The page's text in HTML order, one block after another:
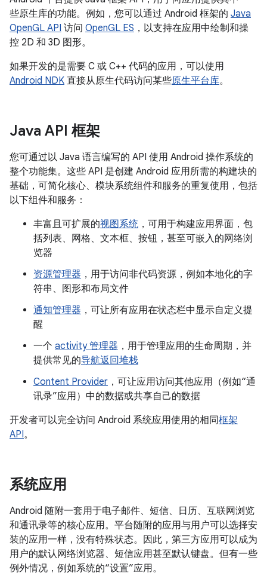
些原生库的功能。例如，您可以通过 Android 框架的 Java
OpenGL API 访问 OpenGL ES ，以支持在应用中绘制和操
控 2D 和 3D 图形。
如果开发的是需要 C 或 C++ 代码的应用，可以使用
Android NDK 直接从原生代码访问某些原生平台库。
Java API 框架
您可通过以 Java 语言编写的 API 使用 Android 操作系统的
整个功能集。这些 API 是创建 Android 应用所需的构建块的
基础，可简化核心、模块系统组件和服务的重复使用，包括
以下组件和服务：
丰富且可扩展的视图系统 ，可用于构建应用界面，包
括列表、网格、文本框、按钮，甚至可嵌入的网络浏
览器
资源管理器 ，用于访问非代码资源，例如本地化的字
符串、图形和布局文件
通知管理器 ，可让所有应用在状态栏中显示自定义提
醒
一个 activity 管理器 ，用于管理应用的生命周期，并
提供常见的导航返回堆栈
Content Provider ，可让应用访问其他应用（例如“通
讯录”应用）中的数据或共享自己的数据
开发者可以完全访问 Android 系统应用使用的相同框架
API。
系统应用
Android 随附一套用于电子邮件、短信、日历、互联网浏览
和通讯录等的核心应用。平台随附的应用与用户可以选择安
装的应用一样，没有特殊状态。因此，第三方应用可以成为
用户的默认网络浏览器、短信应用甚至默认键盘。但有一些
例外情况，例如系统的“设置”应用。